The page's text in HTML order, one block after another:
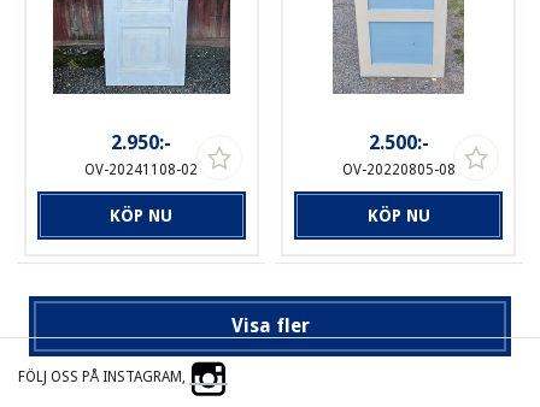
2.950:-
OV-20241108-02
KÖP NU
2.500:-
OV-20220805-08
KÖP NU
Visa fler
FÖLJ OSS PÅ INSTAGRAM,